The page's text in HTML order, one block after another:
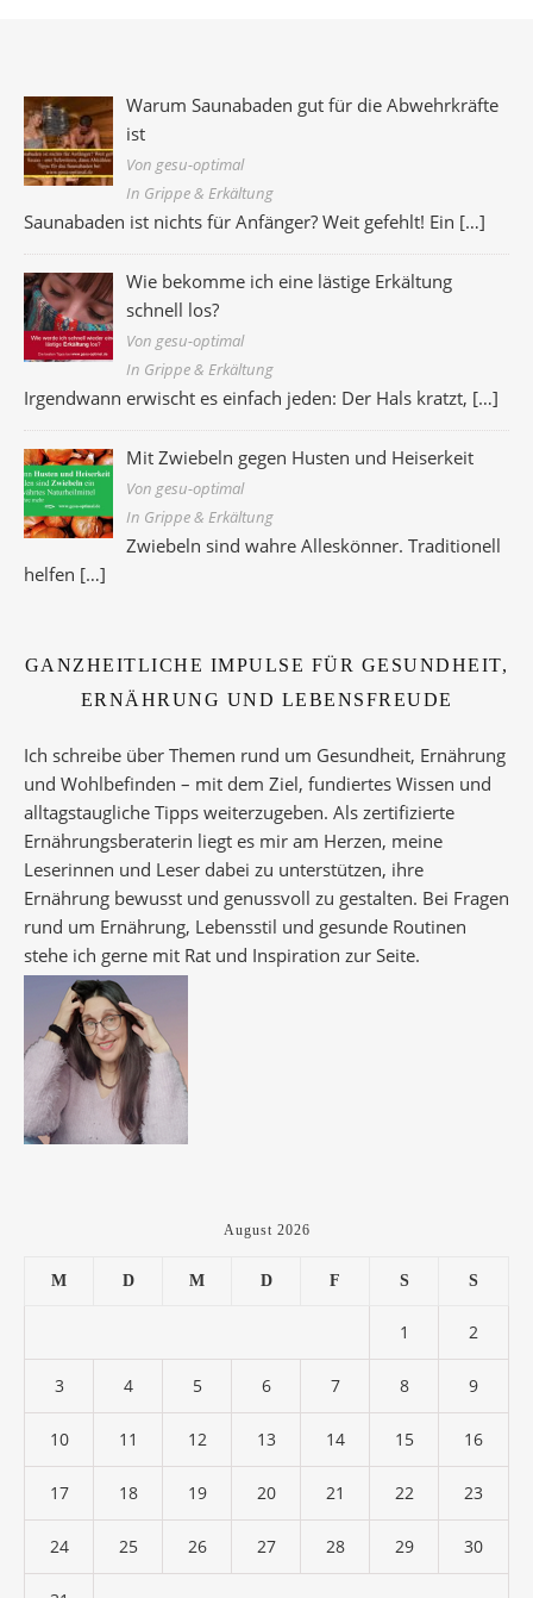
Warum Saunabaden gut für die Abwehrkräfte
ist
Von gesu-optimal
In Grippe & Erkältung
Saunabaden ist nichts für Anfänger? Weit gefehlt! Ein […]
Wie bekomme ich eine lästige Erkältung
schnell los?
Von gesu-optimal
In Grippe & Erkältung
Irgendwann erwischt es einfach jeden: Der Hals kratzt, […]
Mit Zwiebeln gegen Husten und Heiserkeit
Von gesu-optimal
In Grippe & Erkältung
Zwiebeln sind wahre Alleskönner. Traditionell
helfen […]
GANZHEITLICHE IMPULSE FÜR GESUNDHEIT,
ERNÄHRUNG UND LEBENSFREUDE
Ich schreibe über Themen rund um Gesundheit, Ernährung
und Wohlbefinden – mit dem Ziel, fundiertes Wissen und
alltagstaugliche Tipps weiterzugeben. Als zertifizierte
Ernährungsberaterin liegt es mir am Herzen, meine
Leserinnen und Leser dabei zu unterstützen, ihre
Ernährung bewusst und genussvoll zu gestalten. Bei Fragen
rund um Ernährung, Lebensstil und gesunde Routinen
stehe ich gerne mit Rat und Inspiration zur Seite.
August 2026
M D M D F S S
1 2
3 4 5 6 7 8 9
10 11 12 13 14 15 16
17 18 19 20 21 22 23
24 25 26 27 28 29 30